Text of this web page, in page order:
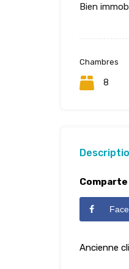
Bien
Chambres
8
Ancienne